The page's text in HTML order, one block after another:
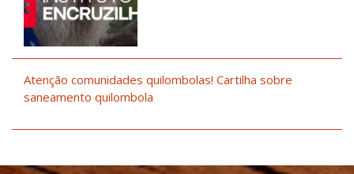
Atenção comunidades quilombolas! Cartilha sobre
saneamento quilombola